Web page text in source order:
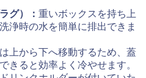
グ）： 重いボックスを持ち上
浄時の水を簡単に排出できま
上から下へ移動するため、蓋
きると効率よく冷やせます。